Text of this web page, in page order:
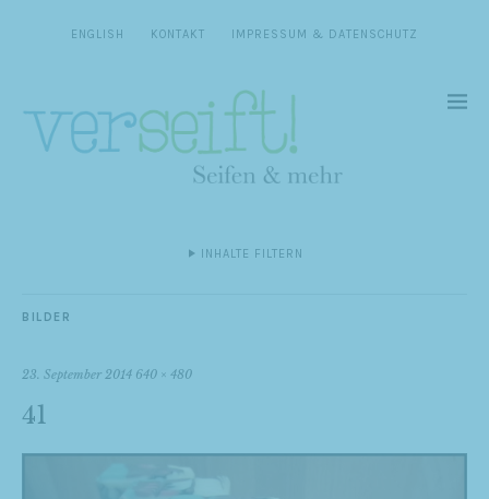
ENGLISH KONTAKT IMPRESSUM & DATENSCHUTZ
INHALTE FILTERN
BILDER
23. September 2014 640 × 480
41